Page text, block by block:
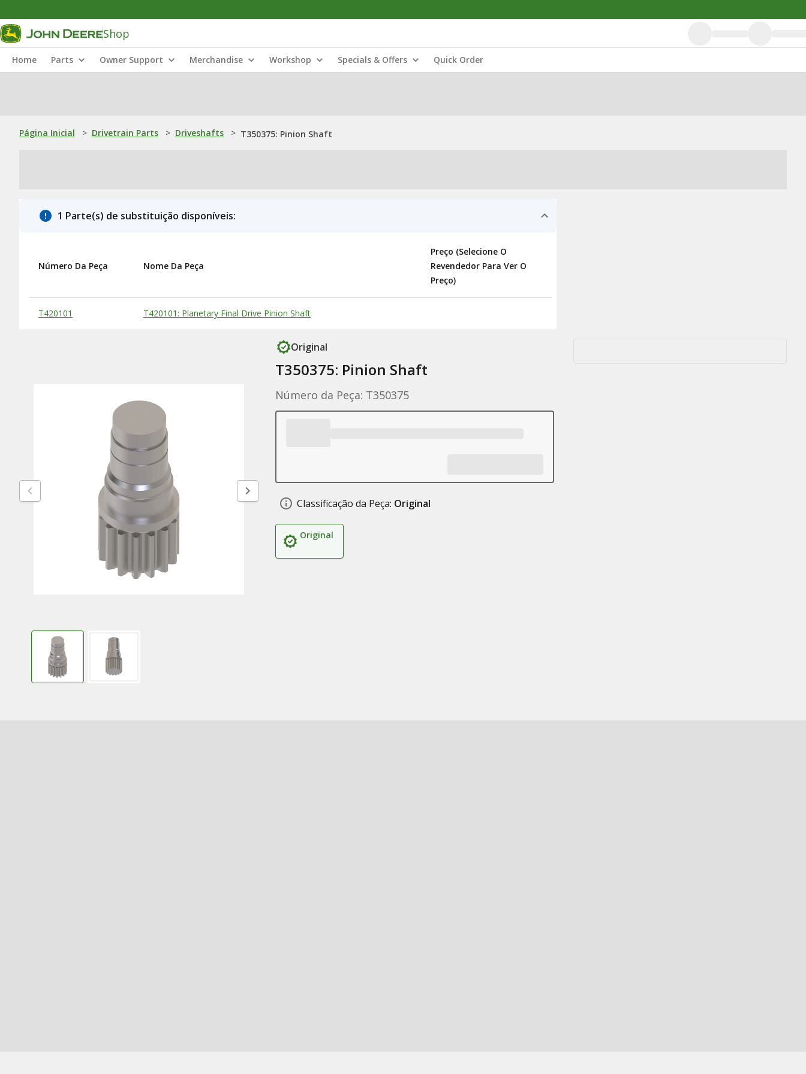
Shop
Home Parts Owner Support Merchandise Workshop Specials & Offers Quick Order
Página Inicial > Drivetrain Parts > Driveshafts > T350375: Pinion Shaft
1 Parte(s) de substituição disponíveis:
Substitute Products Table
Número Da Peça Nome Da Peça
Preço (selecione O
Revendedor Para Ver O
Preço)
T420101 T420101: Planetary Final Drive Pinion Shaft
Original
T350375: Pinion Shaft
Número da Peça: T350375
Classificação da Peça: Original
Original